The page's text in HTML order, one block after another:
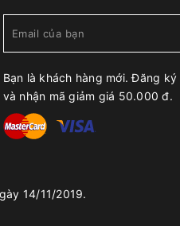
Bạn là khách hàng mới. Đăng ký
và nhận mã giảm giá 50.000 đ.
14/11/2019.